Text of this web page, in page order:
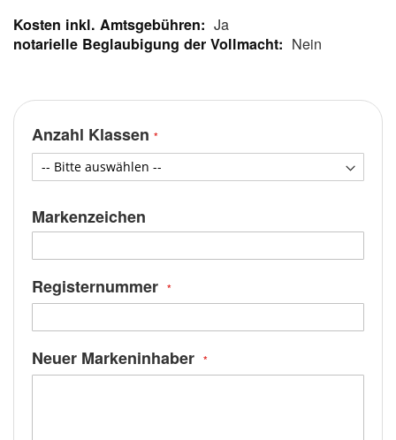
Mehr
Informationen
Ja
Nein
Anzahl Klassen
Markenzeichen
Registernummer
Neuer Markeninhaber